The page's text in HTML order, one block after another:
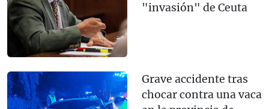
"invasión" de Ceuta
Grave accidente tras
chocar contra una vaca